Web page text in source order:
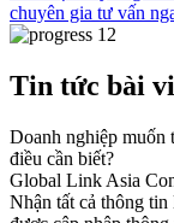
chuyên gia tư vấn
Tin tức bài
Doanh nghiệp muốn
điều cần biết?
Global Link Asia
Nhận tất cả thông